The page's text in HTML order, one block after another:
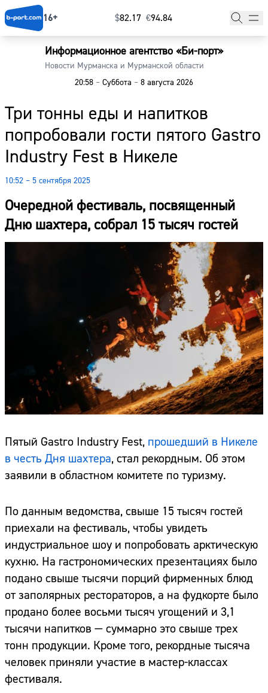
16+ $⁠82.17 €⁠94.84
Информационное агентство «Би-порт»
Новости Мурманска и Мурманской области
20:58 – Суббота – 8 августа 2026
Три тонны еды и напитков
попробовали гости пятого Gastro
Industry Fest в Никеле
10:52 – 5 сентября 2025
Очередной фестиваль, посвященный
Дню шахтера, собрал 15 тысяч гостей
Пятый Gastro Industry Fest, прошедший в Никеле
в честь Дня шахтера, стал рекордным. Об этом
заявили в областном комитете по туризму.
По данным ведомства, свыше 15 тысяч гостей
приехали на фестиваль, чтобы увидеть
индустриальное шоу и попробовать арктическую
кухню. На гастрономических презентациях было
подано свыше тысячи порций фирменных блюд
от заполярных рестораторов, а на фудкорте было
продано более восьми тысяч угощений и 3,1
тысячи напитков — суммарно это свыше трех
тонн продукции. Кроме того, рекордные тысяча
человек приняли участие в мастер-классах
фестиваля.
Главная
Наши гости
Фоторепортажи
Погода
Курсы валют